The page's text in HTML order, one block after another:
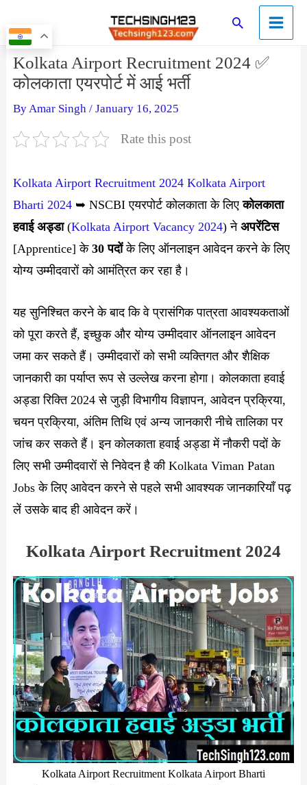
SearchMain
Menu
Kolkata Airport Recruitment 2024 ✅
कोलकाता एयरपोर्ट में आई भर्ती
ByAmar Singh / January 16, 2025
Rate this post
Kolkata Airport Recruitment 2024 Kolkata Airport
Bharti 2024➥ NSCBI एयरपोर्ट कोलकाता के लिएकोलकाता
हवाई अड्डा(Kolkata Airport Vacancy 2024) नेअपरेंटिस
[Apprentice] के 30 पदोंके लिए ऑनलाइन आवेदन करने के लिए
योग्य उम्मीदवारों को आमंत्रित कर रहा है।
यह सुनिश्चित करने के बाद कि वे प्रासंगिक पात्रता आवश्यकताओं
को पूरा करते हैं, इच्छुक और योग्य उम्मीदवार ऑनलाइन आवेदन
जमा कर सकते हैं। उम्मीदवारों को सभी व्यक्तिगत और शैक्षिक
जानकारी का पर्याप्त रूप से उल्लेख करना होगा। कोलकाता हवाई
अड्डा रिक्ति 2024 से जुड़ी विभागीय विज्ञापन, आवेदन प्रक्रिया,
चयन प्रक्रिया, अंतिम तिथि एवं अन्य जानकारी नीचे तालिका पर
जांच कर सकते हैं। इन कोलकाता हवाई अड्डा में नौकरी पदों के
लिए सभी उम्मीदवारों से निवेदन है की Kolkata Viman Patan
Jobs के लिए आवेदन करने से पहले सभी आवश्यक जानकारियाँ पढ़
लें उसके बाद ही आवेदन करें।
Kolkata Airport Recruitment 2024
Kolkata Airport Recruitment Kolkata Airport Bharti
Post
navigation